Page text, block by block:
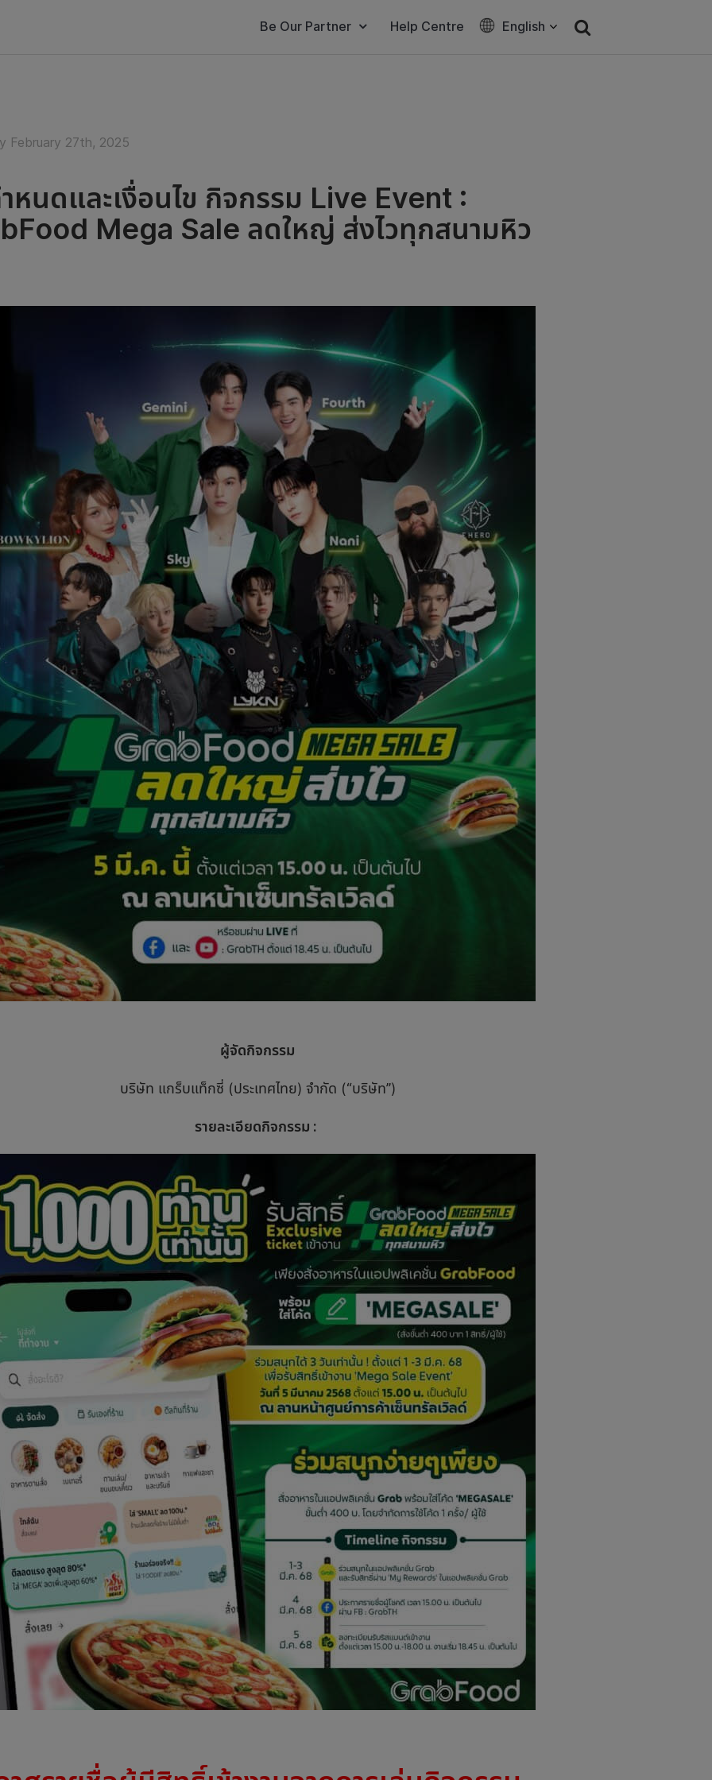
Be Our Partner Help Centre English
February 27th, 2025
หนดและเงื่อนไข กิจกรรม Live Event :
Mega Sale ลดใหญ่ ส่งไวทุกสนามหิว
ผู้จัดกิจกรรม
บริษัท แกร็บแท็กซี่ (ประเทศไทย) จำกัด (“บริษัท”)
รายละเอียดกิจกรรม :